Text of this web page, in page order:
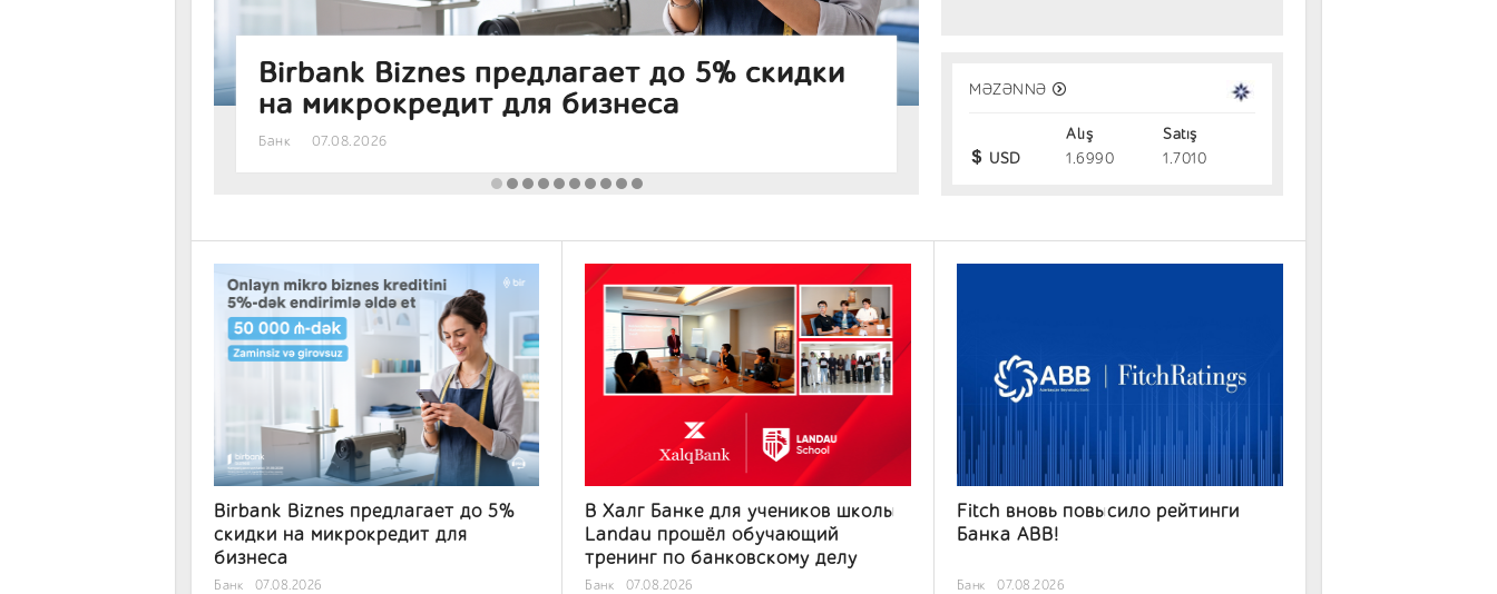
В Халг Банке для учеников школы Landau
прошёл обучающий тренинг по
банковскому делу
Банк 07.08.2026
Fitch вновь повысило рейтинги
ABB!
07.08.2026
MƏZƏNNƏ
Alış
Satış
USD
1.6990 1.7010
Birbank Biznes предлагает до 5%
скидки на микрокредит для
бизнеса
Банк 07.08.2026
В Халг Банке для учеников школы
Landau прошёл обучающий
тренинг по банковскому делу
Банк 07.08.2026
Fitch вновь повысило рейтинги
Банка ABB!
Банк 07.08.2026